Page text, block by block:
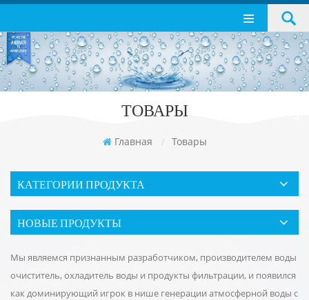
ТОВАРЫ
Главная / Товары
КАТЕГОРИИ ПРОДУКТА
НОВЫЕ ПРОДУКТЫ
Мы являемся признанным разработчиком, производителем воды
очиститель, охладитель воды и продукты фильтрации, и появился
как доминирующий игрок в нише генерации атмосферной воды с